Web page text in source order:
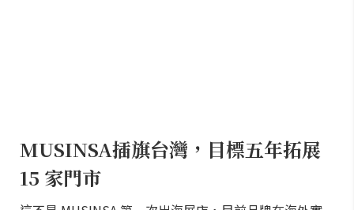
MUSINSA插旗台灣，目標五年拓展
15 家門市